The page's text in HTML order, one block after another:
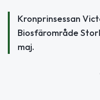
Kronprinsessan
Biosfärområde
maj.